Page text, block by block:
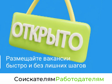
СоискателямРаботодателям